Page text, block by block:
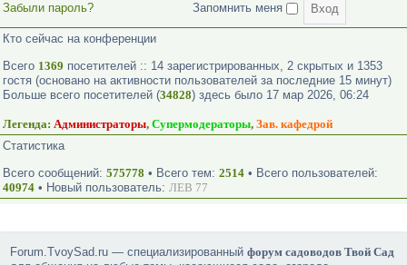
Забыли пароль? Запомнить меня
Кто сейчас на конференции
Всего 1369 посетителей :: 14 зарегистрированных, 2 скрытых и 1353
гостя (основано на активности пользователей за последние 15 минут)
Больше всего посетителей (34828) здесь было 17 мар 2026, 06:24
Легенда: Администраторы, Супермодераторы, Зав. кафедрой
Статистика
Всего сообщений: 575778 • Всего тем: 2514 • Всего пользователей:
40974 • Новый пользователь: ЛЕВ 77
Forum.TvoySad.ru — специализированныйфорум садоводов Твой Сад